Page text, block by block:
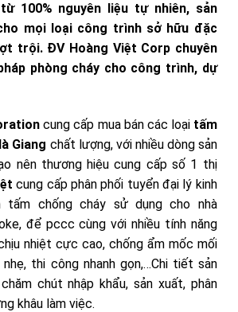
100% nguyên liệu tự nhiên, sản
mọi loại công trình sở hữu đặc
trội. ĐV Hoàng Việt Corp chuyên
phòng cháy cho công trình, dự
cung cấp mua bán các loại tấm
Giang chất lượng, với nhiều dòng sản
nên thương hiệu cung cấp số 1 thị
cung cấp phân phối tuyển đại lý kinh
tấm chống cháy sử dụng cho nhà
để pccc cùng với nhiều tính năng
nhiệt cực cao, chống ẩm mốc mối
thi công nhanh gọn,…Chi tiết sản
chút nhập khẩu, sản xuất, phân
khâu làm việc.